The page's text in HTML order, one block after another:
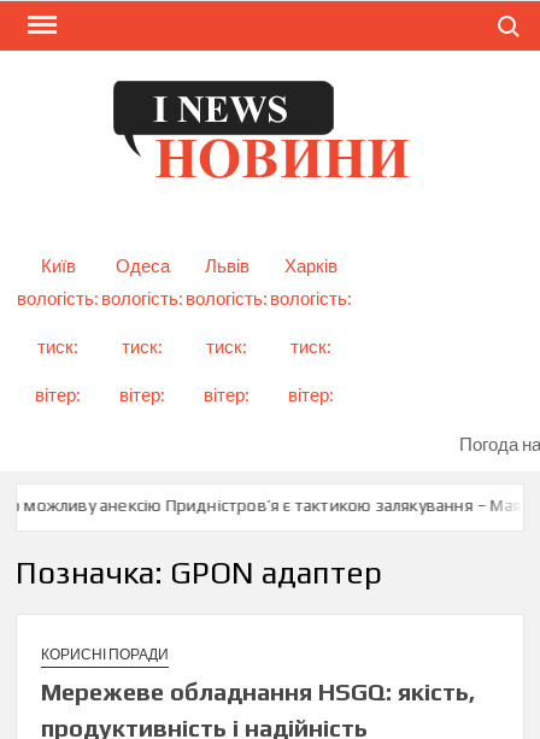
Skip
Київ
Одеса Львів
Харків
вологість:
тиск:
вітер:
вологість:
тиск:
вітер:
вологість:
тиск:
вітер:
вологість:
тиск:
вітер:
Погода
можливу анексію Придністров’я є тактикою залякування – Мая
Позначка: GPON адаптер
КОРИСНІ ПОРАДИ
Мережеве обладнання HSGQ: якість,
продуктивність і надійність